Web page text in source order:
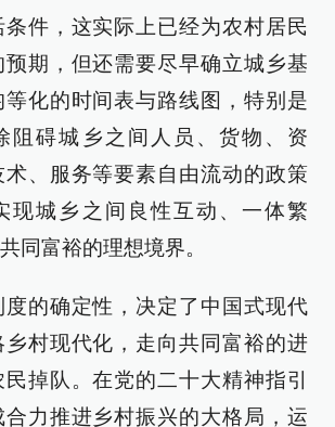
件，这实际上已经为农村居民
期，但还需要尽早确立城乡基
化的时间表与路线图，特别是
阻碍城乡之间人员、货物、资
、服务等要素自由流动的政策
现城乡之间良性互动、一体繁
同富裕的理想境界。
的确定性，决定了中国式现代
村现代化，走向共同富裕的进
掉队。在党的二十大精神指引
力推进乡村振兴的大格局，运